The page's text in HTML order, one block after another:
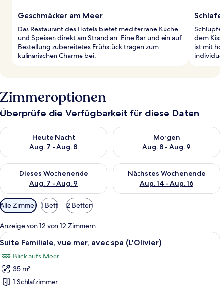
Geschmäcker am Meer
Das Restaurant des Hotels bietet mediterrane Küche
und Speisen direkt am Strand an. Eine Bar und ein auf
Bestellung zubereitetes Frühstück tragen zum
kulinarischen Charme bei.
dem
ist mit
Zimmeroptionen
Überprüfe die Verfügbarkeit für diese Daten
Heute Nacht
Aug. 7 - Aug. 8
Überprüfe die Verfügbarkeit für heute Nacht, Aug. 7 - Aug. 8.
Morgen
Aug. 8 - Aug. 9
Überprüfe die Verfügbarkeit
Dieses Wochenende
Aug. 7 - Aug. 9
Überprüfe die Verfügbarkeit für dieses Wochenende, Aug. 7
Nächstes Wochenende
Aug. 14 - Aug. 16
Überprüfe die Verfügbarkeit
Verfügbare
Filter
für
Zimmer
Alle Zimmer 1 Bett 2 Betten
Anzeige von 12 von 12 Zimmern
Alle
Fotos
für
Suite
Familiale,
Ein Schlafzimmer mit einem Bett,
5
Suite Familiale, vue mer, avec spa (L'Olivier)
Blick aufs Meer
35 m²
1 Schlafzimmer